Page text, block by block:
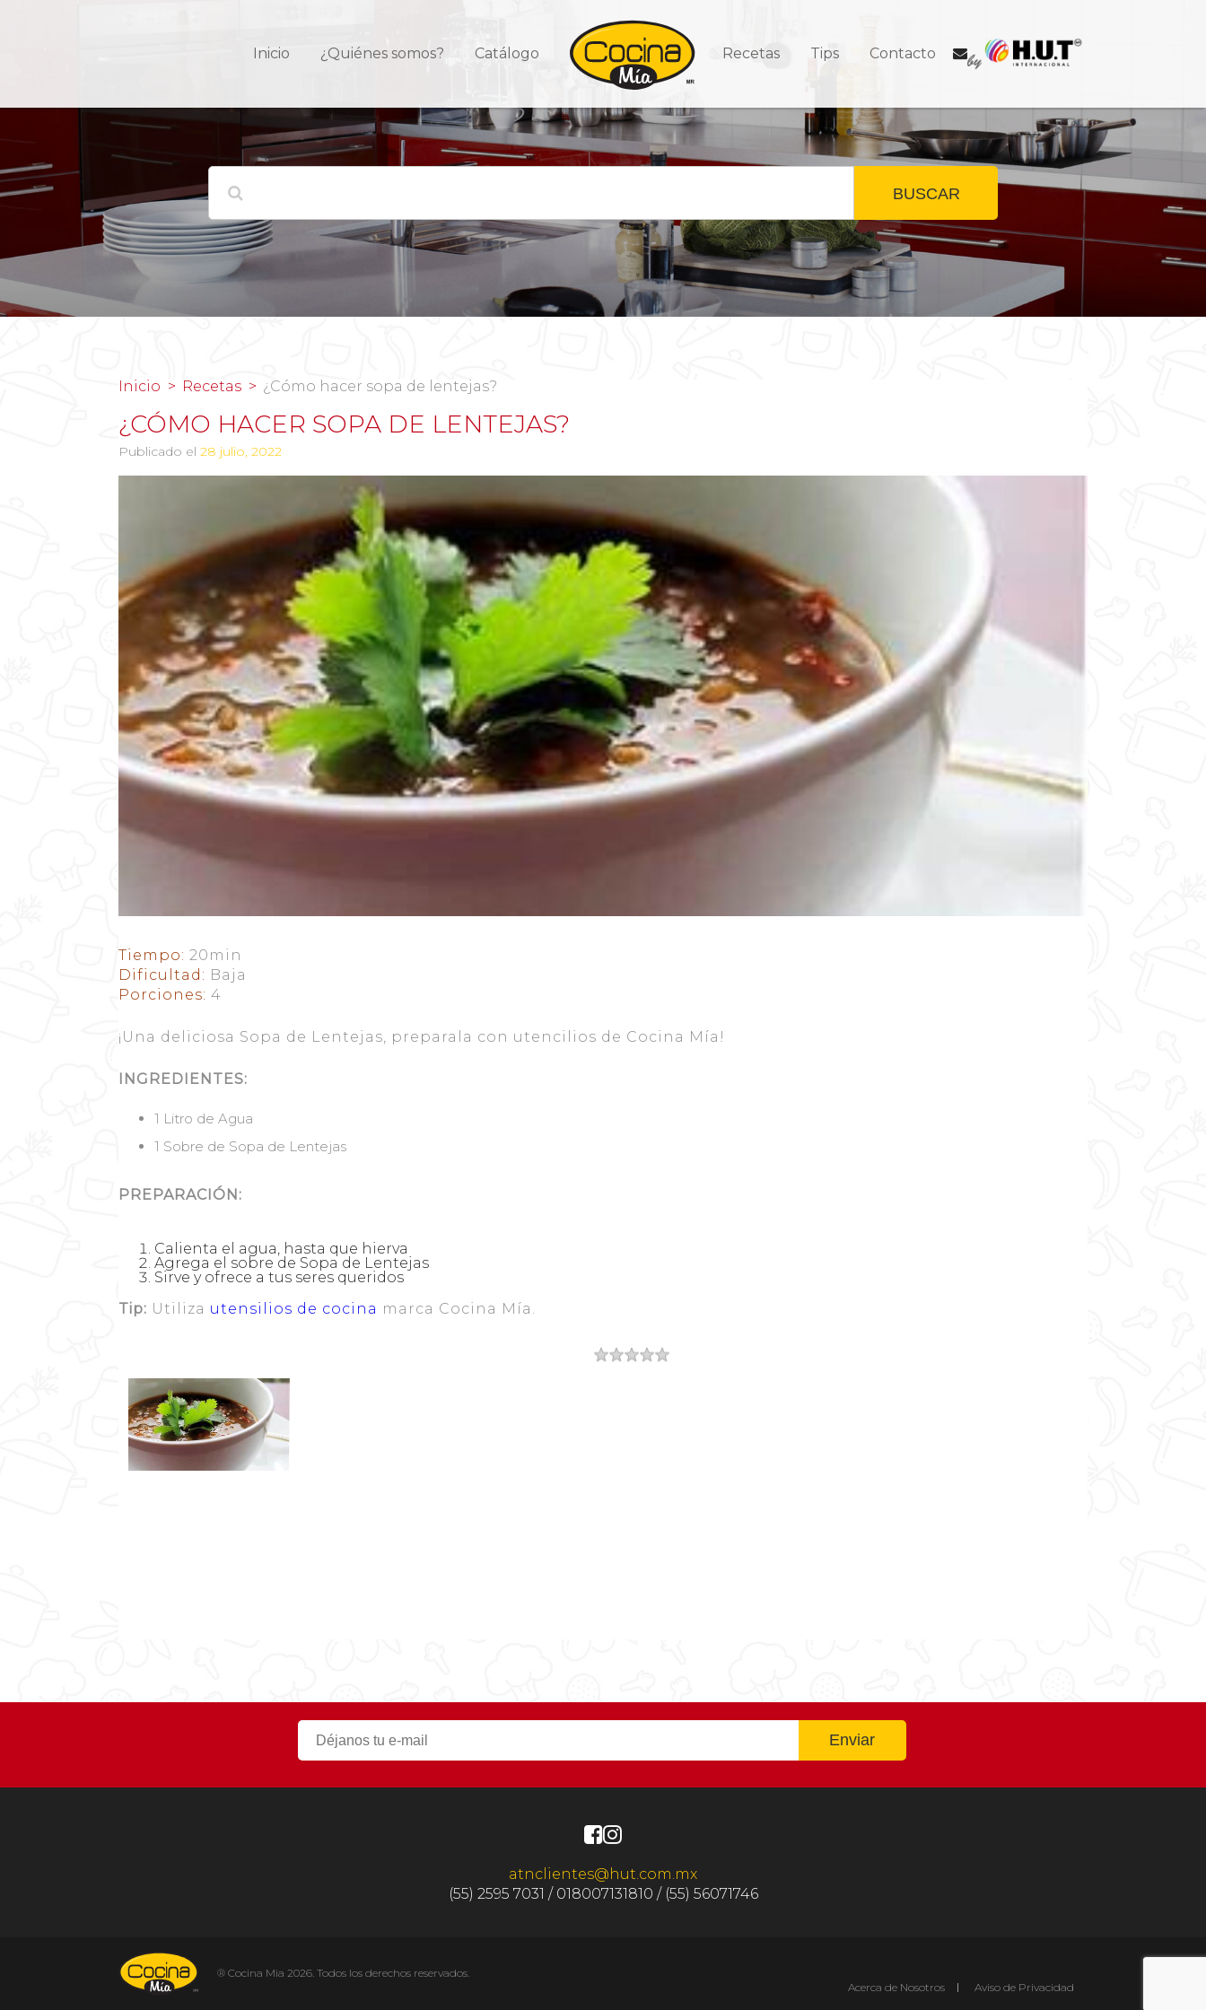
Inicio ¿Quiénes somos? Catálogo Recetas Tips Contacto
BUSCAR
Inicio Recetas ¿Cómo hacer sopa de lentejas?
¿CÓMO HACER SOPA DE LENTEJAS?
Publicado el 28 julio, 2022
Tiempo: 20min
Dificultad: Baja
Porciones: 4
¡Una deliciosa Sopa de Lentejas, preparala con utencilios de Cocina Mía!
INGREDIENTES:
1 Litro de Agua
1 Sobre de Sopa de Lentejas
PREPARACIÓN:
Calienta el agua, hasta que hierva
Agrega el sobre de Sopa de Lentejas
Sirve y ofrece a tus seres queridos
Tip: Utiliza utensilios de cocina marca Cocina Mía.
atnclientes@hut.com.mx
(55) 2595 7031 / 018007131810 / (55) 56071746
® Cocina Mia 2026. Todos los derechos reservados.
Acerca de Nosotros
Aviso de Privacidad